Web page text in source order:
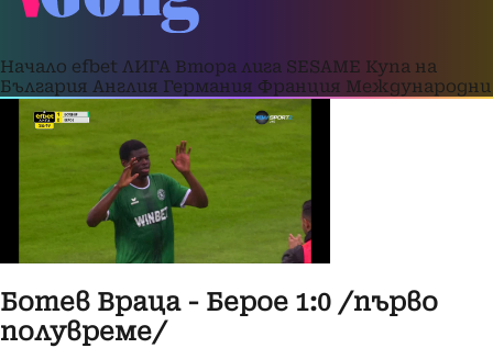
Начало efbet ЛИГА Втора лига SESAME Купа на
България Англия Германия Франция Международни
Ботев Враца - Берое 1:0 /първо
полувреме/